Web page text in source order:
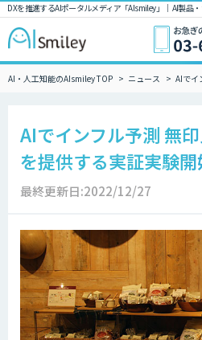
DXを推進するAIポータルメディア「AIsmiley」｜ AI製品
AI・人工知能のAIsmiley TOP ニュース AIでイ
AIでインフル予測 無
を提供する実証実験
最終更新日:2022/12/27